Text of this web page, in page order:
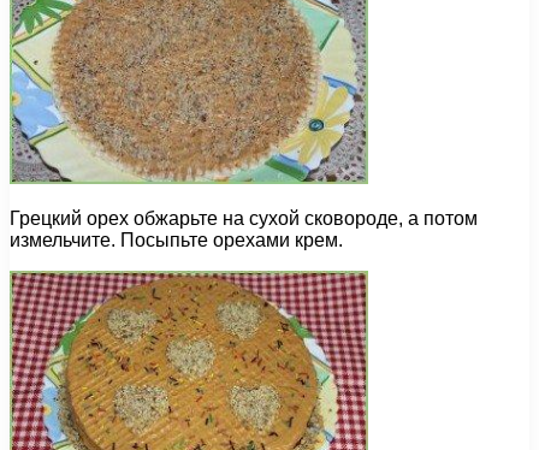
Грецкий орех обжарьте на сухой сковороде, а потом
измельчите. Посыпьте орехами крем.